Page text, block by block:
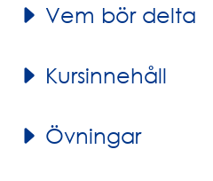
Vem bör delta
Kursinnehåll
Övningar